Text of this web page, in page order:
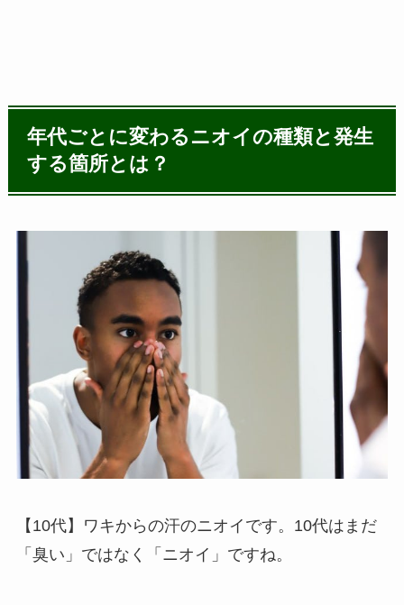
年代ごとに変わるニオイの種類と発生
する箇所とは？
【10代】ワキからの汗のニオイです。10代はまだ
「臭い」ではなく「ニオイ」ですね。